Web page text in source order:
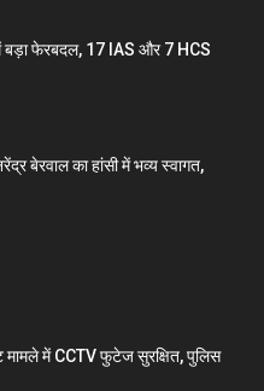
बड़ा फेरबदल, 17 IAS और 7 HCS
बेरवाल का हांसी में भव्य स्वागत,
मामले में CCTV फुटेज सुरक्षित, पुलिस